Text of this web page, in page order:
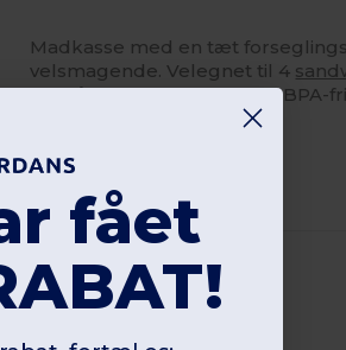
Madkasse med en tæt
velsmagende. Velegnet til 4
ml. Tåler opvaskemaskine. BPA-
fået